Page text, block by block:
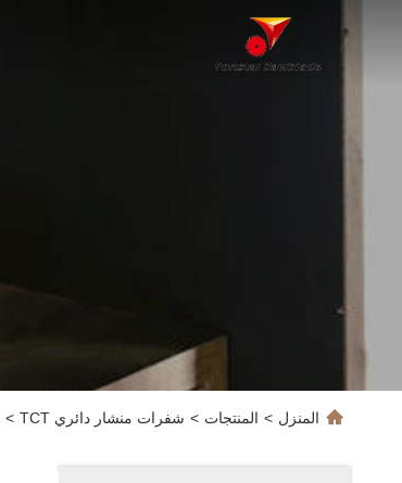
المنزل > المنتجات > شفرات منشار دائري TCT >